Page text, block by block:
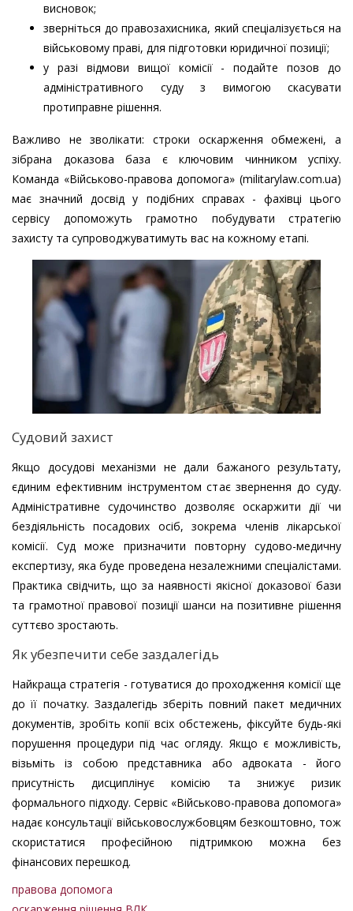
висновок;
зверніться до правозахисника, який спеціалізується на
військовому праві, для підготовки юридичної позиції;
у разі відмови вищої комісії - подайте позов до
адміністративного суду з вимогою скасувати
протиправне рішення.
Важливо не зволікати: строки оскарження обмежені, а
зібрана доказова база є ключовим чинником успіху.
Команда «Військово-правова допомога» (militarylaw.com.ua)
має значний досвід у подібних справах - фахівці цього
сервісу допоможуть грамотно побудувати стратегію
захисту та супроводжуватимуть вас на кожному етапі.
Судовий захист
Якщо досудові механізми не дали бажаного результату,
єдиним ефективним інструментом стає звернення до суду.
Адміністративне судочинство дозволяє оскаржити дії чи
бездіяльність посадових осіб, зокрема членів лікарської
комісії. Суд може призначити повторну судово-медичну
експертизу, яка буде проведена незалежними спеціалістами.
Практика свідчить, що за наявності якісної доказової бази
та грамотної правової позиції шанси на позитивне рішення
суттєво зростають.
Як убезпечити себе заздалегідь
Найкраща стратегія - готуватися до проходження комісії ще
до її початку. Заздалегідь зберіть повний пакет медичних
документів, зробіть копії всіх обстежень, фіксуйте будь-які
порушення процедури під час огляду. Якщо є можливість,
візьміть із собою представника або адвоката - його
присутність дисциплінує комісію та знижує ризик
формального підходу. Сервіс «Військово-правова допомога»
надає консультації військовослужбовцям безкоштовно, тож
скористатися професійною підтримкою можна без
фінансових перешкод.
правова допомога